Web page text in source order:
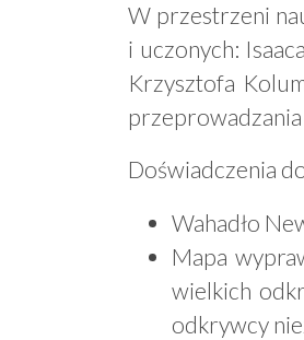
W przestrzeni
i uczonych:
Krzysztofa
Doświadczenia
Wahadło
Mapa
wielkich
odkrywcy